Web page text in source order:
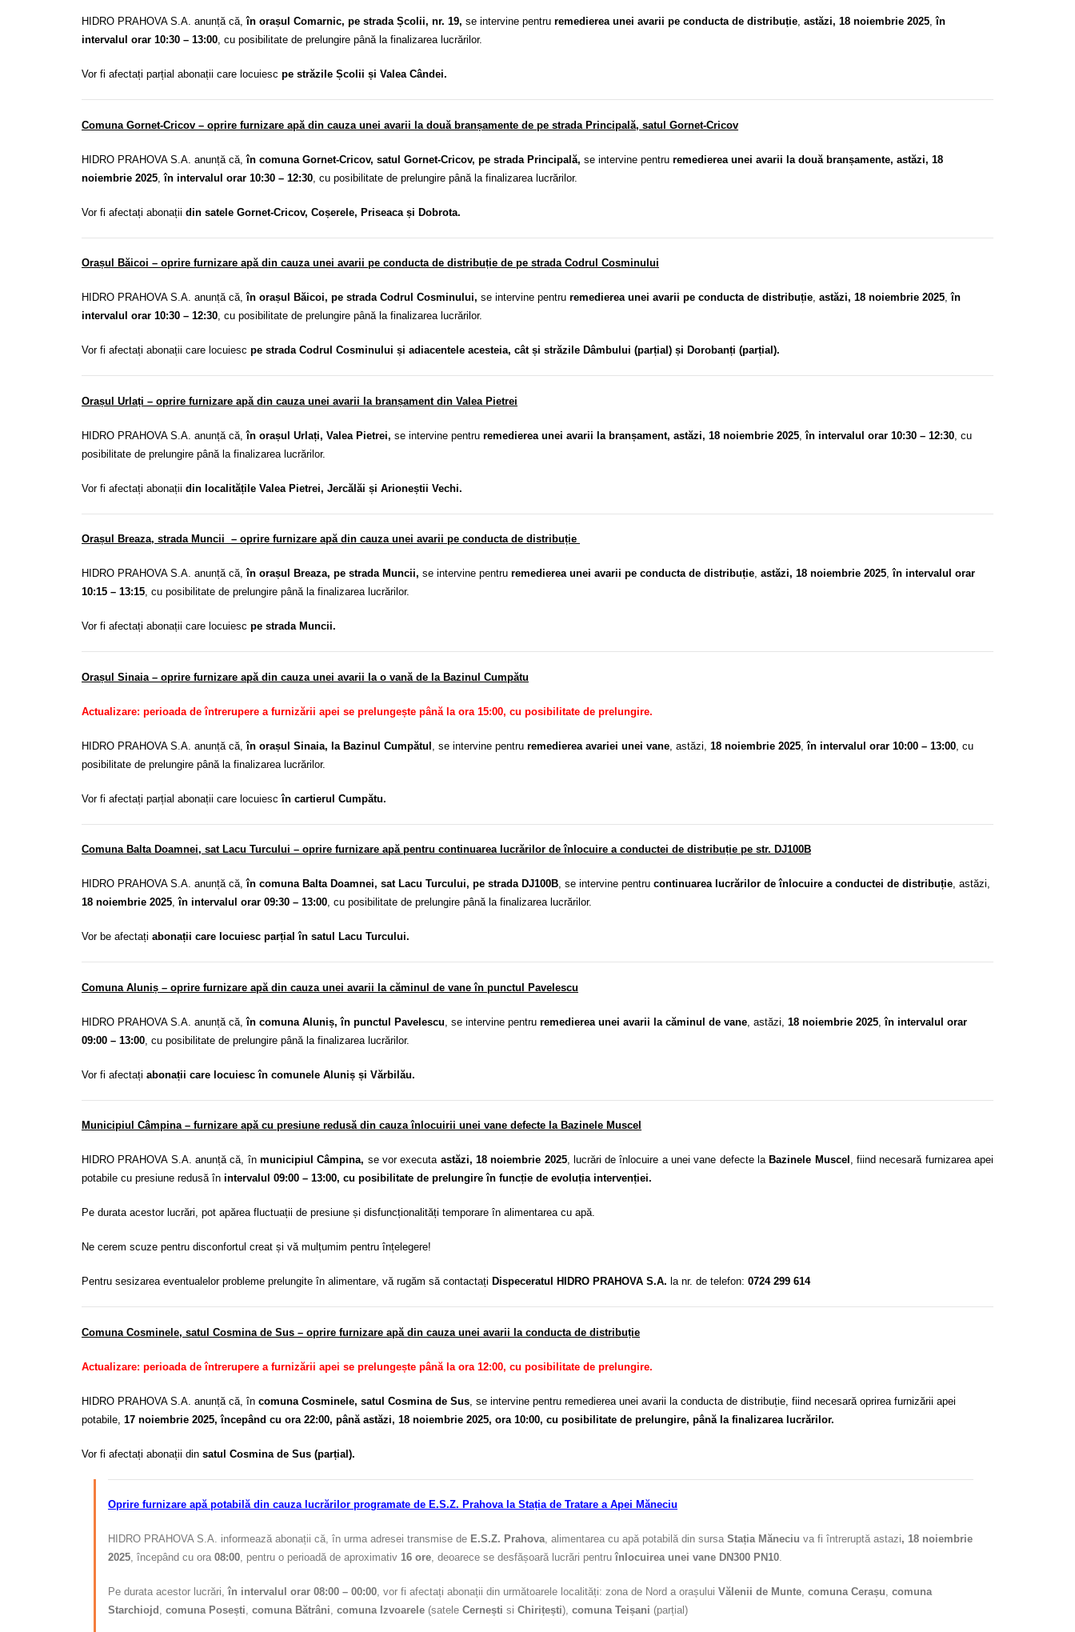
HIDRO PRAHOVA S.A. anunță că,în orașul Comarnic, pe strada Școlii, nr. 19, se intervine pentru remedierea unei avarii pe conducta de distribuție, astăzi, 18 noiembrie 2025,în
intervalul orar 10:30 – 13:00, cu posibilitate de prelungire până la finalizarea lucrărilor.
Vor fi afectați parțial abonații care locuiesc pe străzile Școlii și Valea Cândei.
Comuna Gornet-Cricov – oprire furnizare apă din cauza unei avarii la două branșamente de pe strada Principală, satul Gornet-Cricov
HIDRO PRAHOVA S.A. anunță că,în comuna Gornet-Cricov, satul Gornet-Cricov, pe strada Principală, se intervine pentru remedierea unei avarii la două branșamente, astăzi, 18
noiembrie 2025 ,în intervalul orar 10:30 – 12:30 , cu posibilitate de prelungire până la finalizarea lucrărilor.
Vor fi afectați abonații din satele Gornet-Cricov, Coșerele, Priseaca și Dobrota.
Orașul Băicoi – oprire furnizare apă din cauza unei avarii pe conducta de distribuție de pe strada Codrul Cosminului
HIDRO PRAHOVA S.A. anunță că,în orașul Băicoi, pe strada Codrul Cosminului, se intervine pentru remedierea unei avarii pe conducta de distribuție, astăzi, 18 noiembrie 2025,în
intervalul orar 10:30 – 12:30, cu posibilitate de prelungire până la finalizarea lucrărilor.
Vor fi afectați abonații care locuiesc pe strada Codrul Cosminului și adiacentele acesteia, cât și străzile Dâmbului (parțial) și Dorobanți (parțial).
Orașul Urlați – oprire furnizare apă din cauza unei avarii la branșament din Valea Pietrei
HIDRO PRAHOVA S.A. anunță că,în orașul Urlați, Valea Pietrei, se intervine pentru remedierea unei avarii la branșament, astăzi, 18 noiembrie 2025 ,în intervalul orar 10:30 – 12:30 , cu
posibilitate de prelungire până la finalizarea lucrărilor.
Vor fi afectați abonații din localitățile Valea Pietrei, Jercălăi și Arioneștii Vechi.
Orașul Breaza, strada Muncii – oprire furnizare apă din cauza unei avarii pe conducta de distribuție
HIDRO PRAHOVA S.A. anunță că,în orașul Breaza, pe strada Muncii, se intervine pentru remedierea unei avarii pe conducta de distribuție, astăzi, 18 noiembrie 2025,în intervalul orar
10:15 – 13:15, cu posibilitate de prelungire până la finalizarea lucrărilor.
Vor fi afectați abonații care locuiesc pe strada Muncii.
Orașul Sinaia – oprire furnizare apă din cauza unei avarii la o vană de la Bazinul Cumpătu
Actualizare: perioada de întrerupere a furnizării apei se prelungește până la ora 15:00, cu posibilitate de prelungire.
HIDRO PRAHOVA S.A. anunță că,în orașul Sinaia, la Bazinul Cumpătul , se intervine pentru remedierea avariei unei vane , astăzi, 18 noiembrie 2025 ,în intervalul orar 10:00 – 13:00 , cu
posibilitate de prelungire până la finalizarea lucrărilor.
Vor fi afectați parțial abonații care locuiesc în cartierul Cumpătu.
Comuna Balta Doamnei, sat Lacu Turcului – oprire furnizare apă pentru continuarea lucrărilor de înlocuire a conductei de distribuție pe str. DJ100B
HIDRO PRAHOVA S.A. anunță că,în comuna Balta Doamnei, sat Lacu Turcului, pe strada DJ100B, se intervine pentru continuarea lucrărilor de înlocuire a conductei de distribuție, astăzi,
18 noiembrie 2025,în intervalul orar 09:30 – 13:00, cu posibilitate de prelungire până la finalizarea lucrărilor.
Vor be afectați abonații care locuiesc parțial în satul Lacu Turcului.
Comuna Aluniș – oprire furnizare apă din cauza unei avarii la căminul de vane în punctul Pavelescu
HIDRO PRAHOVA S.A. anunță că,în comuna Aluniș, în punctul Pavelescu , se intervine pentru remedierea unei avarii la căminul de vane , astăzi, 18 noiembrie 2025 ,în intervalul orar
09:00 – 13:00 , cu posibilitate de prelungire până la finalizarea lucrărilor.
Vor fi afectați abonații care locuiesc în comunele Aluniș și Vărbilău.
Municipiul Câmpina – furnizare apă cu presiune redusă din cauza înlocuirii unei vane defecte la Bazinele Muscel
HIDRO PRAHOVA S.A. anunță că, în municipiul Câmpina, se vor executa astăzi, 18 noiembrie 2025, lucrări de înlocuire a unei vane defecte la Bazinele Muscel , fiind necesară furnizarea apei
potabile cu presiune redusă în intervalul 09:00 – 13:00, cu posibilitate de prelungire în funcție de evoluția intervenției.
Pe durata acestor lucrări, pot apărea fluctuații de presiune și disfuncționalități temporare în alimentarea cu apă.
Ne cerem scuze pentru disconfortul creat și vă mulțumim pentru înțelegere!
Pentru sesizarea eventualelor probleme prelungite în alimentare, vă rugăm să contactați Dispeceratul HIDRO PRAHOVA S.A. la nr. de telefon: 0724 299 614
Comuna Cosminele, satul Cosmina de Sus – oprire furnizare apă din cauza unei avarii la conducta de distribuție
Actualizare: perioada de întrerupere a furnizării apei se prelungește până la ora 12:00, cu posibilitate de prelungire.
HIDRO PRAHOVA S.A. anunță că, în comuna Cosminele, satul Cosmina de Sus , se intervine pentru remedierea unei avarii la conducta de distribuție, fiind necesară oprirea furnizării apei
potabile, 17 noiembrie 2025, începând cu ora 22:00, până astăzi, 18 noiembrie 2025, ora 10:00, cu posibilitate de prelungire, până la finalizarea lucrărilor.
Vor fi afectați abonații din satul Cosmina de Sus (parțial).
Oprire furnizare apă potabilă din cauza lucrărilor programate de E.S.Z. Prahova la Stația de Tratare a Apei Măneciu
HIDRO PRAHOVA S.A. informează abonații că, în urma adresei transmise de E.S.Z. Prahova, alimentarea cu apă potabilă din sursa Stația Măneciu va fi întreruptă astazi, 18 noiembrie
2025, începând cu ora 08:00, pentru o perioadă de aproximativ 16 ore, deoarece se desfășoară lucrări pentruînlocuirea unei vane DN300 PN10.
Pe durata acestor lucrări,în intervalul orar 08:00 – 00:00, vor fi afectați abonații din următoarele localități: zona de Nord a orașului Vălenii de Munte, comuna Cerașu, comuna
Starchiojd , comuna Posești, comuna Bătrâni, comuna Izvoarele (satele Cernești si Chirițești), comuna Teișani (parțial)